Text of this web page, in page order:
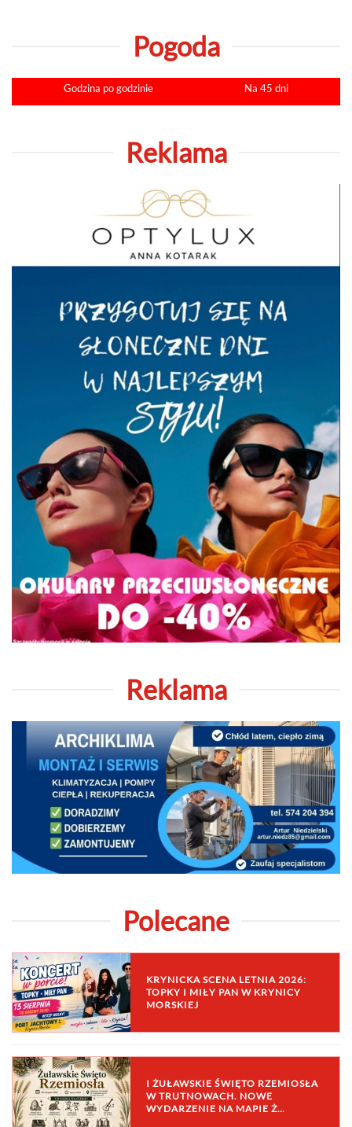
Pogoda
Godzina po godzinie Na 45 dni
Reklama
Reklama
Polecane
KRYNICKA SCENA LETNIA 2026:
TOPKY I MIŁY PAN W KRYNICY
MORSKIEJ
I ŻUŁAWSKIE ŚWIĘTO RZEMIOSŁA
W TRUTNOWACH. NOWE
WYDARZENIE NA MAPIE Ż…